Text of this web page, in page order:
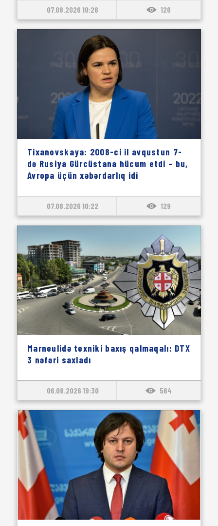
07.08.2026 10:26 126
Tixanovskaya: 2008-ci il avqustun 7-
də Rusiya Gürcüstana hücum etdi – bu,
Avropa üçün xəbərdarlıq idi
07.08.2026 10:22 129
Marneulidə texniki baxış qalmaqalı: DTX
3 nəfəri saxladı
06.08.2026 19:30 564